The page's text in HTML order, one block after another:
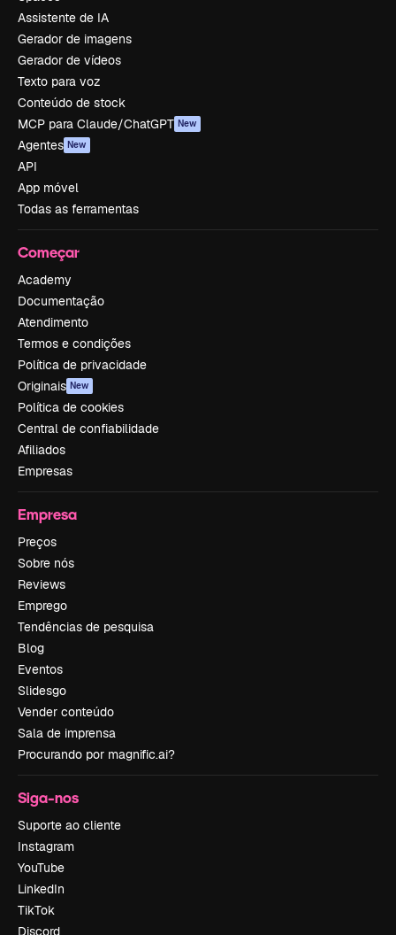
Assistente de IA
Gerador de imagens
Gerador de vídeos
Texto para voz
Conteúdo de stock
MCP para Claude/ChatGPT New
Agentes New
API
App móvel
Todas as ferramentas
Começar
Academy
Documentação
Atendimento
Termos e condições
Política de privacidade
Originais New
Política de cookies
Central de confiabilidade
Afiliados
Empresas
Empresa
Preços
Sobre nós
Reviews
Emprego
Tendências de pesquisa
Blog
Eventos
Slidesgo
Vender conteúdo
Sala de imprensa
Procurando por magnific.ai?
Siga-nos
Suporte ao cliente
Instagram
YouTube
LinkedIn
TikTok
Discord